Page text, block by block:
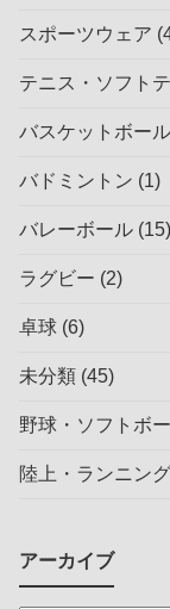
スポーツウェア
テニス・ソフト
バスケットボール
バドミントン (1)
バレーボール (15)
ラグビー (2)
卓球 (6)
未分類 (45)
野球・ソフトボ
陸上・ランニング
アーカイブ